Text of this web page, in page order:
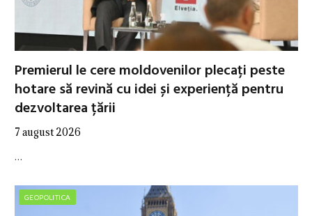
Premierul le cere moldovenilor plecați peste
hotare să revină cu idei și experiență pentru
dezvoltarea țării
7 august 2026
…
GEOPOLITICA